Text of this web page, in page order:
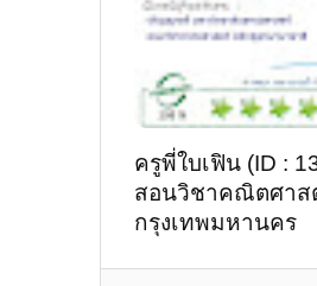
ครูพี่ใบเฟิน (ID :
สอนวิชาคณิตศาส
กรุงเทพมหานคร